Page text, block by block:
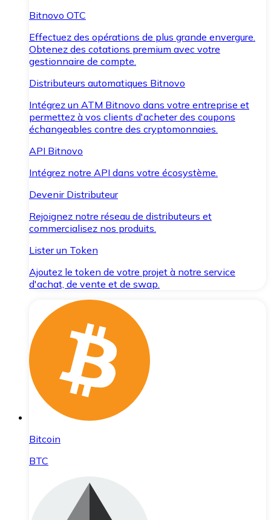
Bitnovo OTC
Effectuez des opérations de plus grande envergure.
Obtenez des cotations premium avec votre
gestionnaire de compte.
Distributeurs automatiques Bitnovo
Intégrez un ATM Bitnovo dans votre entreprise et
permettez à vos clients d'acheter des coupons
échangeables contre des cryptomonnaies.
API Bitnovo
Intégrez notre API dans votre écosystème.
Devenir Distributeur
Rejoignez notre réseau de distributeurs et
commercialisez nos produits.
Lister un Token
Ajoutez le token de votre projet à notre service
d'achat, de vente et de swap.
Bitcoin
BTC